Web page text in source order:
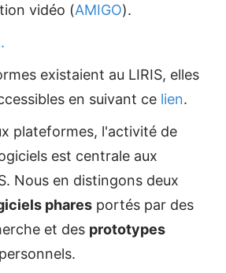
vidéo (AMIGO).
existaient au LIRIS, elles
en suivant ce lien.
plateformes, l'activité de
est centrale aux
Nous en distingons deux
phares portés par des
et des prototypes